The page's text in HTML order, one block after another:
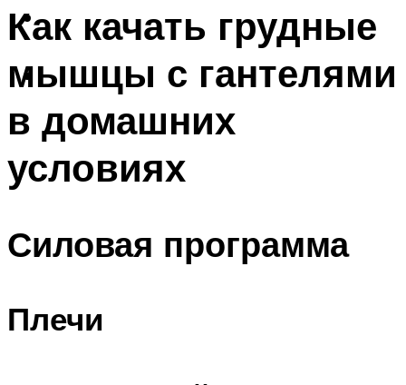
ФИТНЕС
МЕНЮ
Как качать грудные
мышцы с гантелями
в домашних
условиях
Силовая программа
Плечи